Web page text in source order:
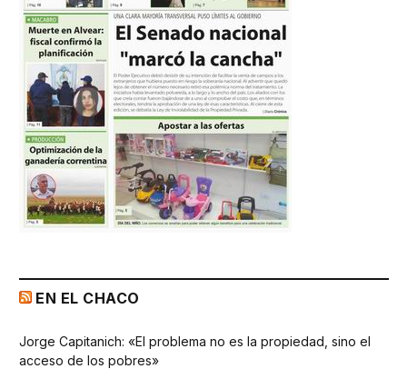
EN EL CHACO
Jorge Capitanich: «El problema no es la propiedad, sino el
acceso de los pobres»